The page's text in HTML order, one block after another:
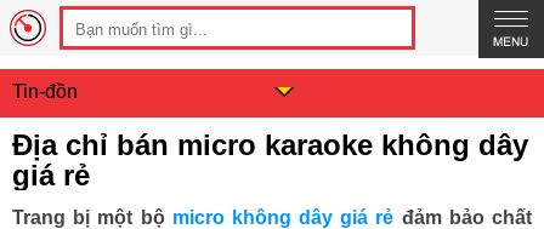
Tin-đồn
Địa chỉ bán micro karaoke không dây
giá rẻ
Trang bị một bộ micro không dây giá rẻ đảm bảo chất